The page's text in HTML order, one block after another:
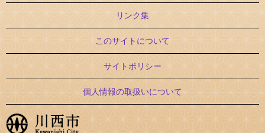
リンク集
このサイトについて
サイトポリシー
個人情報の取扱いについて